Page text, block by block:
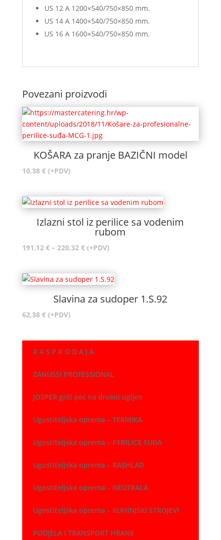
US 12 A 1200×540/750×850 mm.
US 14 A 1400×540/750×850 mm.
US 16 A 1600×540/750×850 mm.
Povezani proizvodi
KOŠARA za pranje BAZIČNI model
10,38 € (+PDV)
Izlazni stol iz perilice sa vodenim
rubom
191,12 € – 220,32 €Raspon
191,12 €
220,32 €
(+PDV)
Slavina za sudoper 1.S.92
62,38 € (+PDV)
R A S P R O D A J A
ZANUSSI PROFESSIONAL
JOSPER grill peć na drveni ugljen
Ugostiteljska oprema – TERMIKA
Ugostiteljska oprema – PERILICE SUĐA
Ugostiteljska oprema – RASHLAD
Ugostiteljska oprema – NEUTRALA
Ugostiteljska oprema – KUHINJSKI STROJEVI
PODJELA I TRANSPORT HRANE